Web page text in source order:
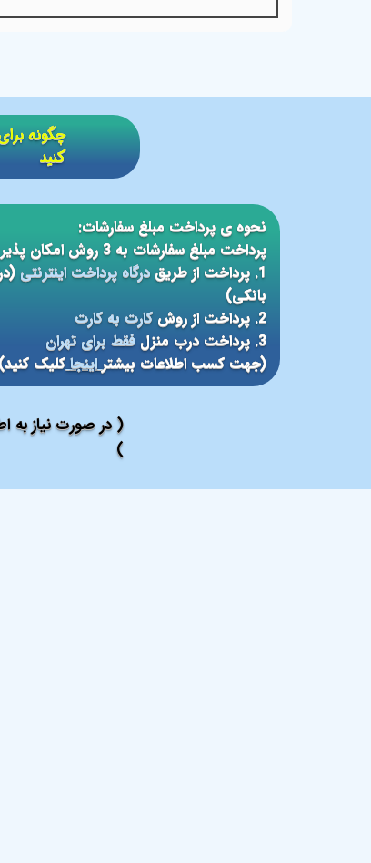
( در صورت نیاز به
)
نحوه ی پرداخت مبلغ سفارشات:
پرداخت مبلغ سفارشات به 3 روش امکان پذیر است
1. پرداخت از طریق
درگاه پرداخت اینترنتی
بانکی)
2. پرداخت از روش
کارت به کارت
3. پرداخت درب منزل
فقط برای تهران
(جهت کسب اطلاعات بیشتر اینجا کلیک
​​چگونه
کنید